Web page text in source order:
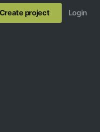
Create project Login